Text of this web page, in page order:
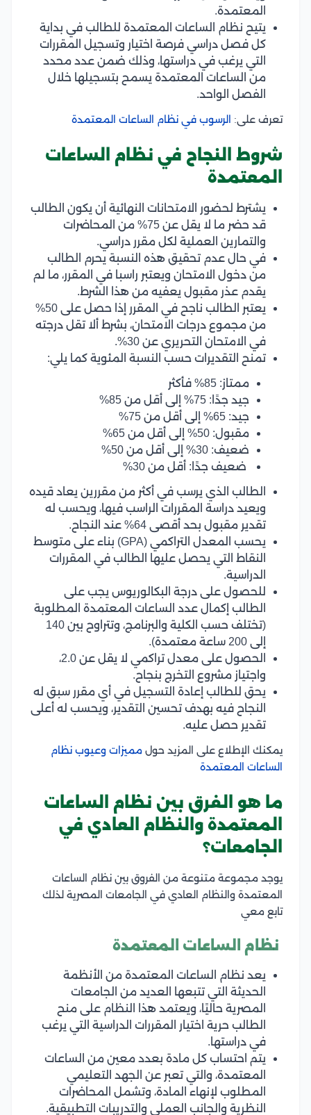
المعتمدة.
يتيح نظام الساعات المعتمدة للطالب في بداية
كل فصل دراسي فرصة اختيار وتسجيل المقررات
التي يرغب في دراستها، وذلك ضمن عدد محدد
من الساعات المعتمدة يسمح بتسجيلها خلال
الفصل الواحد.
تعرف على: الرسوب في نظام الساعات المعتمدة
شروط النجاح في نظام الساعات
المعتمدة
يشترط لحضور الامتحانات النهائية أن يكون الطالب
قد حضر ما لا يقل عن 75% من المحاضرات
والتمارين العملية لكل مقرر دراسي.
في حال عدم تحقيق هذه النسبة يحرم الطالب
من دخول الامتحان ويعتبر راسبا في المقرر، ما لم
يقدم عذر مقبول يعفيه من هذا الشرط.
يعتبر الطالب ناجح في المقرر إذا حصل على 50%
من مجموع درجات الامتحان، بشرط ألا تقل درجته
في الامتحان التحريري عن 30%.
تمنح التقديرات حسب النسبة المئوية كما يلي:
ممتاز: 85% فأكثر
جيد جدًا: 75% إلى أقل من 85%
جيد: 65% إلى أقل من 75%
مقبول: 50% إلى أقل من 65%
ضعيف: 30% إلى أقل من 50%
ضعيف جدًا: أقل من 30%
الطالب الذي يرسب في أكثر من مقررين يعاد قيده
ويعيد دراسة المقررات الراسب فيها، ويحسب له
تقدير مقبول بحد أقصى 64% عند النجاح.
يحسب المعدل التراكمي (GPA) بناء على متوسط
النقاط التي يحصل عليها الطالب في المقررات
الدراسية.
للحصول على درجة البكالوريوس يجب على
الطالب إكمال عدد الساعات المعتمدة المطلوبة
(تختلف حسب الكلية والبرنامج، وتتراوح بين 140
إلى 200 ساعة معتمدة).
الحصول على معدل تراكمي لا يقل عن 2.0،
واجتياز مشروع التخرج بنجاح.
يحق للطالب إعادة التسجيل في أي مقرر سبق له
النجاح فيه بهدف تحسين التقدير، ويحسب له أعلى
تقدير حصل عليه.
يمكنك الإطلاع على المزيد حول مميزات وعيوب نظام
الساعات المعتمدة
ما هو الفرق بين نظام الساعات
المعتمدة والنظام العادي في
الجامعات؟
يوجد مجموعة متنوعة من الفروق بين نظام الساعات
المعتمدة والنظام العادي في الجامعات المصرية لذلك
تابع معي
نظام الساعات المعتمدة
يعد نظام الساعات المعتمدة من الأنظمة
الحديثة التي تتبعها العديد من الجامعات
المصرية حاليًا، ويعتمد هذا النظام على منح
الطالب حرية اختيار المقررات الدراسية التي يرغب
في دراستها.
يتم احتساب كل مادة بعدد معين من الساعات
المعتمدة، والتي تعبر عن الجهد التعليمي
المطلوب لإنهاء المادة، وتشمل المحاضرات
النظرية والجانب العملي والتدريبات التطبيقية.